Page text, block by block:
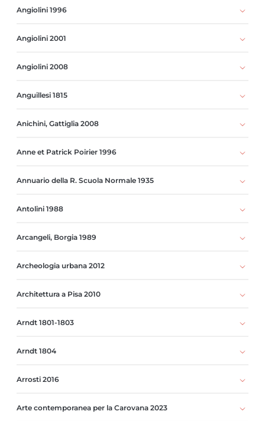
Angiolini 1996
Angiolini 2001
Angiolini 2008
Anguillesi 1815
Anichini, Gattiglia 2008
Anne et Patrick Poirier 1996
Annuario della R. Scuola Normale 1935
Antolini 1988
Arcangeli, Borgia 1989
Archeologia urbana 2012
Architettura a Pisa 2010
Arndt 1801-1803
Arndt 1804
Arrosti 2016
Arte contemporanea per la Carovana 2023